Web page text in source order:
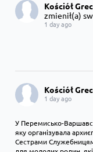
Kościół
zmienił(a)
1 day ago
Kościół
1 day ago
У Перемисько-
яку організувала
Сестрами